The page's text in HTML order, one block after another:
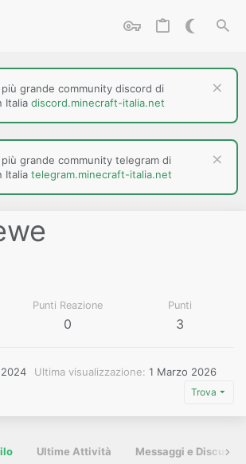
grande community discord di
Italia discord.minecraft-italia.net
grande community telegram di
Italia telegram.minecraft-italia.net
Punti Reazione
0
Punti
3
Ultima visualizzazione 1 Marzo 2026
Trova
Ultime Attività Messaggi e